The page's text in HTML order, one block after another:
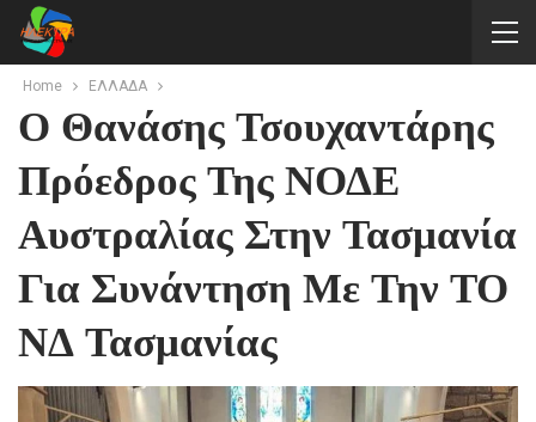
Home ΕΛΛΑΔΑ
Ο Θανάσης Τσουχαντάρης
Πρόεδρος Της ΝΟΔΕ
Αυστραλίας Στην Τασμανία
Για Συνάντηση Με Την ΤΟ
ΝΔ Τασμανίας